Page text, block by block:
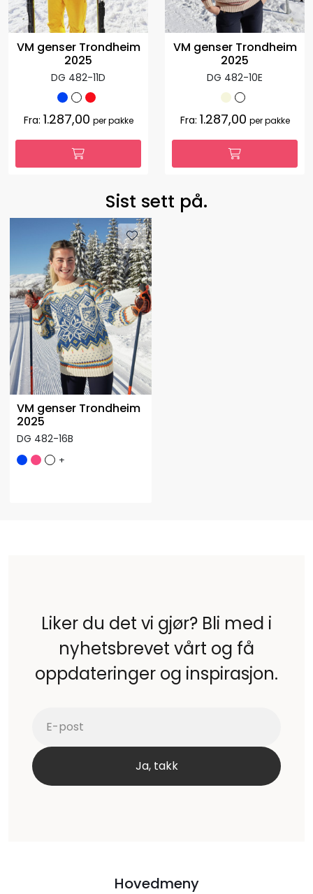
VM genser Trondheim
2025
DG 482-11D
Fra: 1.287,00 per pakke
VM genser Trondheim
2025
DG 482-10E
Fra: 1.287,00 per pakke
Sist sett på.
VM genser Trondheim
2025
DG 482-16B
+
Liker du det vi gjør? Bli med i
nyhetsbrevet vårt og få
oppdateringer og inspirasjon.
Hovedmeny